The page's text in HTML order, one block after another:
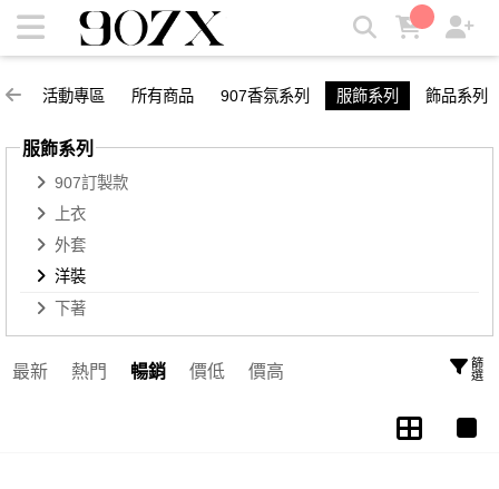
洋裝 | 907X
活動專區 所有商品 907香氛系列 服飾系列 飾品系列
服飾系列
907訂製款
上衣
外套
洋裝
下著
最新 熱門 暢銷 價低 價高 篩選